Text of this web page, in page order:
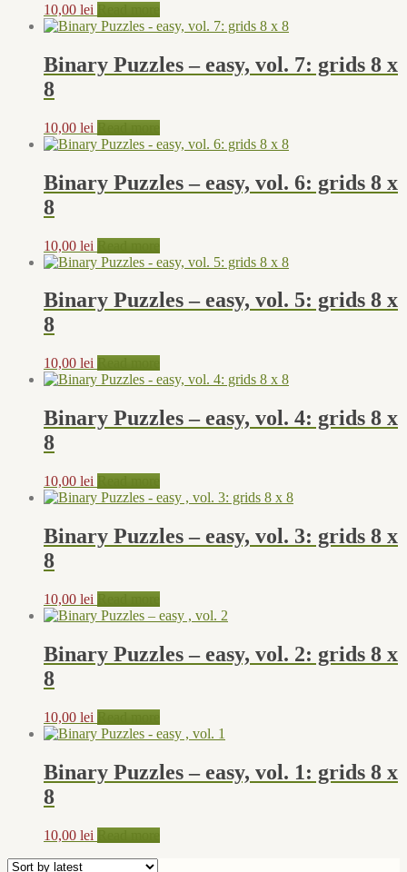
10,00 lei
Binary Puzzles – easy, vol. 7: grids 8 x
8
10,00 lei
Binary Puzzles – easy, vol. 6: grids 8 x
8
10,00 lei
Binary Puzzles – easy, vol. 5: grids 8 x
8
10,00 lei
Binary Puzzles – easy, vol. 4: grids 8 x
8
10,00 lei
Binary Puzzles – easy, vol. 3: grids 8 x
8
10,00 lei
Binary Puzzles – easy, vol. 2: grids 8 x
8
10,00 lei
Binary Puzzles – easy, vol. 1: grids 8 x
8
10,00 lei